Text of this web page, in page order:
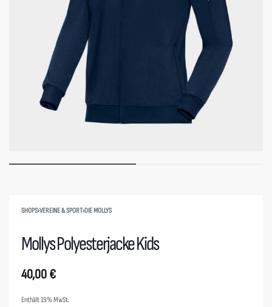
SHOPS›VEREINE & SPORT›DIE MOLLYS
Mollys Polyesterjacke Kids
40,00€
Enthält 19% MwSt.